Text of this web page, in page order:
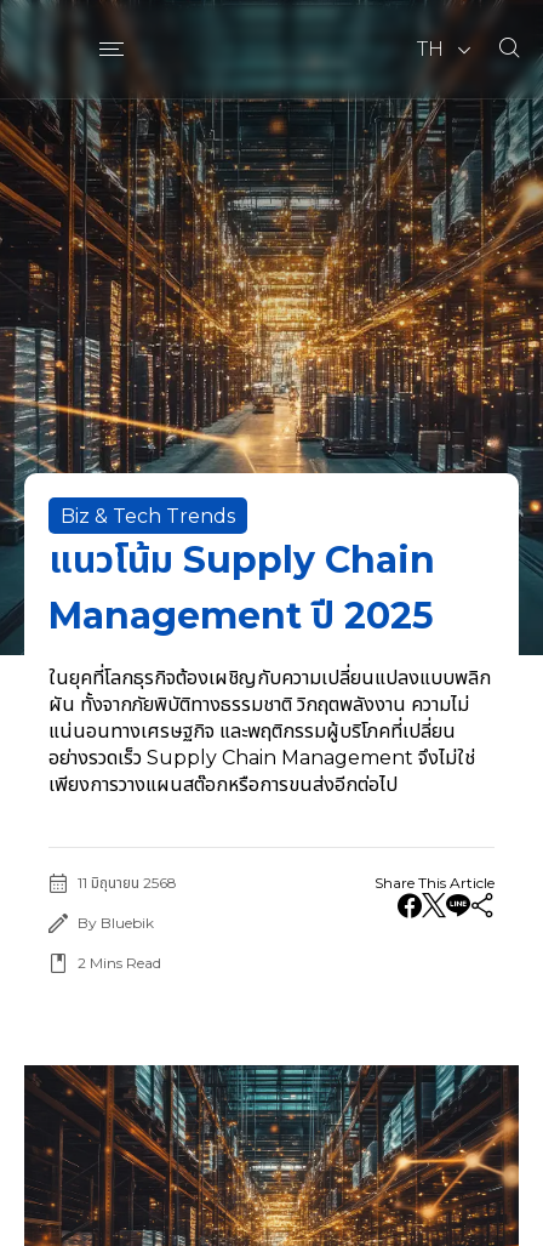
TH
Biz & Tech Trends
แนวโน้ม Supply Chain
Management ปี 2025
ในยุคที่โลกธุรกิจต้องเผชิญกับความเปลี่ยนแปลงแบบพลิก
ผัน ทั้งจากภัยพิบัติทางธรรมชาติ วิกฤตพลังงาน ความไม่
แน่นอนทางเศรษฐกิจ และพฤติกรรมผู้บริโภคที่เปลี่ยน
อย่างรวดเร็ว Supply Chain Management จึงไม่ใช่
เพียงการวางแผนสต๊อกหรือการขนส่งอีกต่อไป
11 มิถุนายน 2568
By Bluebik
2 Mins Read
Share This Article